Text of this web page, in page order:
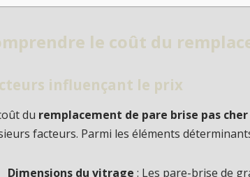
le coût du
influençant le prix
du remplacement de pare brise pas cher
facteurs. Parmi les éléments
Dimensions du vitrage : Les pare-brise de